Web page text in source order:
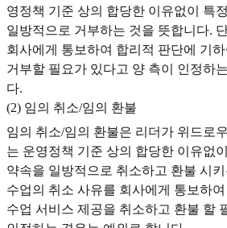
영정책 기준 상의 합당한 이유없이 특
일방적으로 거부하는 것을 뜻합니다.
회사에게 통보하여 합리적 판단에 기
거부할 필요가 있다고 양 측이 인정하
다.
(2) 임의 취소/임의 환불
임의 취소/임의 환불은 리더가 위드로
는 운영정책 기준 상의 합당한 이유없
약속을 일방적으로 취소하고 환불 시
수업의 취소 사유를 회사에게 통보하
수업 서비스 제공을 취소하고 환불 할